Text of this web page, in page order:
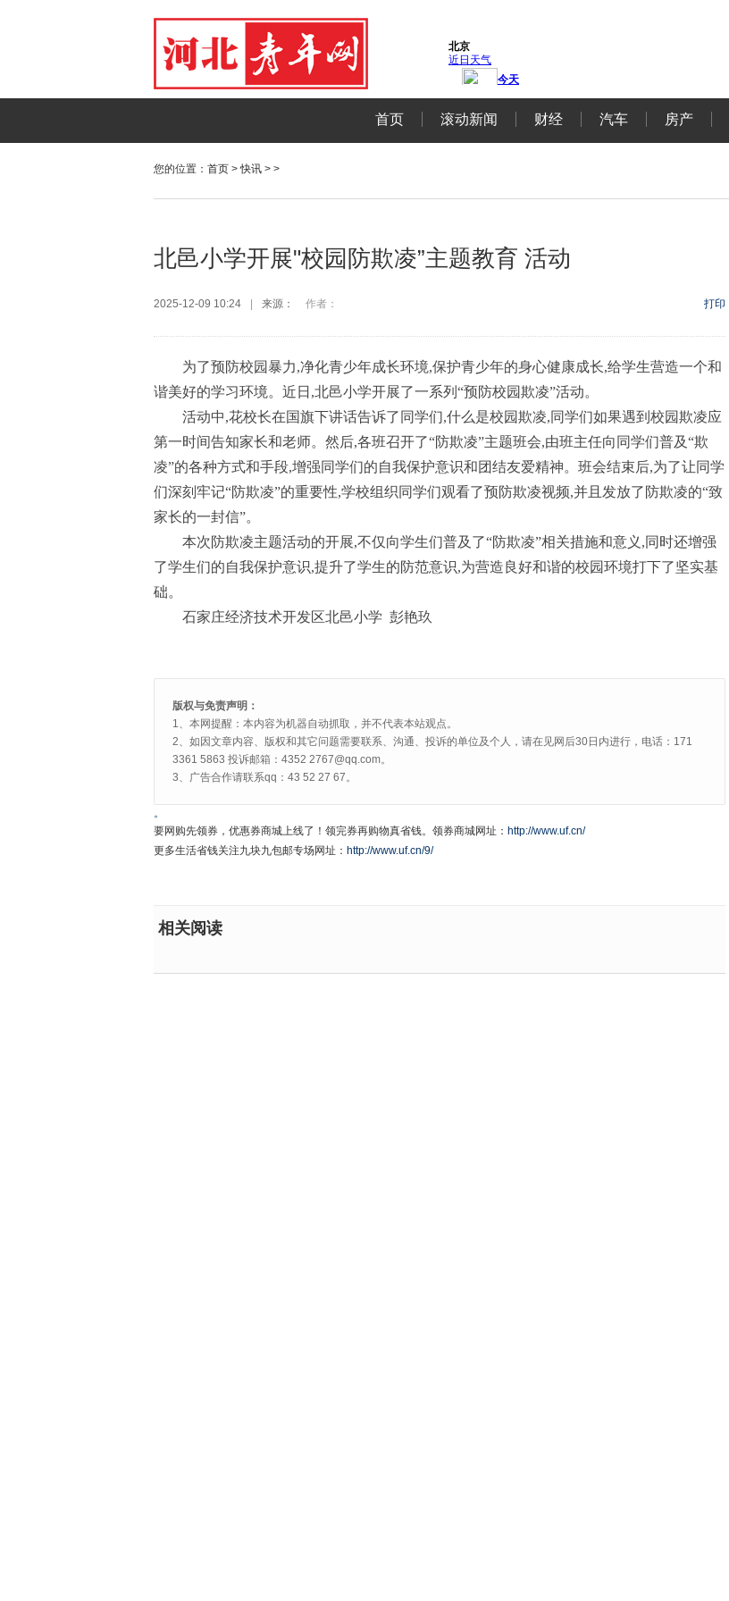
首页 滚动新闻 财经 汽车 房产
您的位置： 首页 >快讯 > >
北邑小学开展"校园防欺凌”主题教育 活动
2025-12-09 10:24 来源： 作者： 打印
为了预防校园暴力,净化青少年成长环境,保护青少年的身心健康成长,给学生营造一个和
谐美好的学习环境。近日,北邑小学开展了一系列“预防校园欺凌”活动。
活动中,花校长在国旗下讲话告诉了同学们,什么是校园欺凌,同学们如果遇到校园欺凌应
第一时间告知家长和老师。然后,各班召开了“防欺凌”主题班会,由班主任向同学们普及“欺
凌”的各种方式和手段,增强同学们的自我保护意识和团结友爱精神。班会结束后,为了让同学
们深刻牢记“防欺凌”的重要性,学校组织同学们观看了预防欺凌视频,并且发放了防欺凌的“致
家长的一封信”。
本次防欺凌主题活动的开展,不仅向学生们普及了“防欺凌”相关措施和意义,同时还增强
了学生们的自我保护意识,提升了学生的防范意识,为营造良好和谐的校园环境打下了坚实基
础。
石家庄经济技术开发区北邑小学 彭艳玖
版权与免责声明：
1、本网提醒：本内容为机器自动抓取，并不代表本站观点。
2、如因文章内容、版权和其它问题需要联系、沟通、投诉的单位及个人，请在见网后30日内进行，电话：171
3361 5863 投诉邮箱：4352 2767@qq.com。
3、广告合作请联系qq：43 52 27 67。
。
要网购先领券，优惠券商城上线了！领完券再购物真省钱。领券商城网址： http://www.uf.cn/
更多生活省钱关注九块九包邮专场网址： http://www.uf.cn/9/
相关阅读